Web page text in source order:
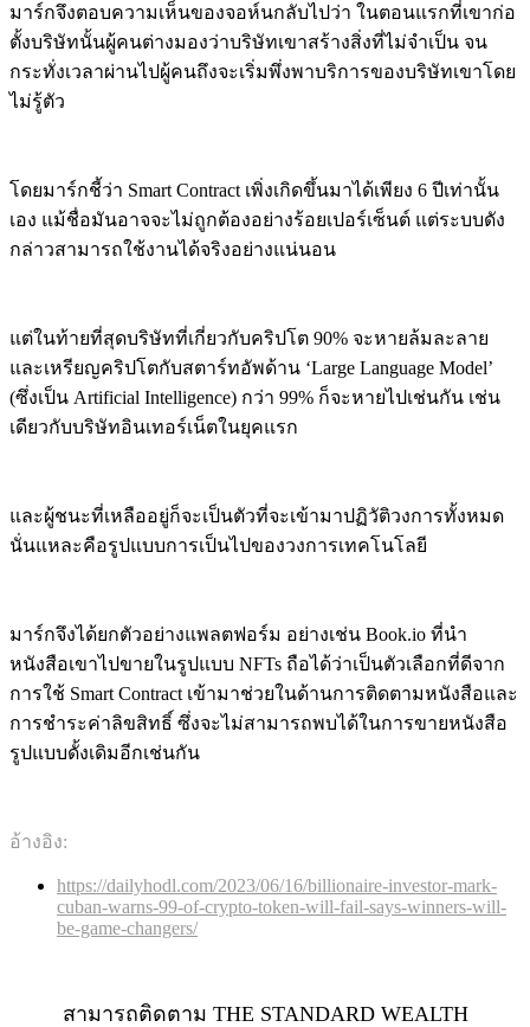
มาร์กจึงตอบความเห็นของจอห์นกลับไปว่า ในตอนแรกที่เขาก่อ
ตั้งบริษัทนั้นผู้คนต่างมองว่าบริษัทเขาสร้างสิ่งที่ไม่จำเป็น จน
กระทั่งเวลาผ่านไปผู้คนถึงจะเริ่มพึ่งพาบริการของบริษัทเขาโดย
ไม่รู้ตัว
โดยมาร์กชี้ว่า Smart Contract เพิ่งเกิดขึ้นมาได้เพียง 6 ปีเท่านั้น
เอง แม้ชื่อมันอาจจะไม่ถูกต้องอย่างร้อยเปอร์เซ็นต์ แต่ระบบดัง
กล่าวสามารถใช้งานได้จริงอย่างแน่นอน
แต่ในท้ายที่สุดบริษัทที่เกี่ยวกับคริปโต 90% จะหายล้มละลาย
และเหรียญคริปโตกับสตาร์ทอัพด้าน ‘Large Language Model’
(ซึ่งเป็น Artificial Intelligence) กว่า 99% ก็จะหายไปเช่นกัน เช่น
เดียวกับบริษัทอินเทอร์เน็ตในยุคแรก
และผู้ชนะที่เหลืออยู่ก็จะเป็นตัวที่จะเข้ามาปฏิวัติวงการทั้งหมด
นั่นแหละคือรูปแบบการเป็นไปของวงการเทคโนโลยี
มาร์กจึงได้ยกตัวอย่างแพลตฟอร์ม อย่างเช่น Book.io ที่นำ
หนังสือเขาไปขายในรูปแบบ NFTs ถือได้ว่าเป็นตัวเลือกที่ดีจาก
การใช้ Smart Contract เข้ามาช่วยในด้านการติดตามหนังสือและ
การชำระค่าลิขสิทธิ์ ซึ่งจะไม่สามารถพบได้ในการขายหนังสือ
รูปแบบดั้งเดิมอีกเช่นกัน
อ้างอิง:
https://dailyhodl.com/2023/06/16/billionaire-investor-mark-
cuban-warns-99-of-crypto-token-will-fail-says-winners-will-
be-game-changers/
สามารถติดตาม THE STANDARD WEALTH